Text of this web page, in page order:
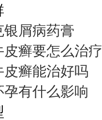
屑病药膏
皮癣要怎么治疗
皮癣能治好吗
有什么影响